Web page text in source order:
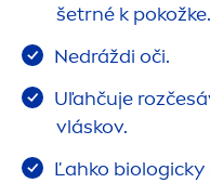
šetrné k pokožke.
Nedráždi oči.
Uľahčuje
vláskov.
Ľahko biologicky